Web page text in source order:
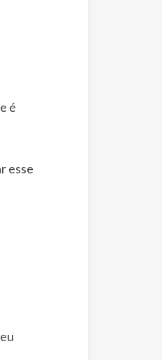
é
esse